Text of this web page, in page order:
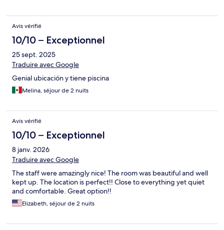
Avis vérifié
10/10 – Exceptionnel
25 sept. 2025
Traduire avec Google
Genial ubicación y tiene piscina
Melina, séjour de 2 nuits
Avis vérifié
10/10 – Exceptionnel
8 janv. 2026
Traduire avec Google
The staff were amazingly nice! The room was beautiful and well
kept up. The location is perfect!! Close to everything yet quiet
and comfortable. Great option!!
Elizabeth, séjour de 2 nuits